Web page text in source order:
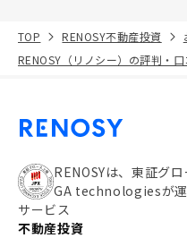
TOP RENOSY不動産投資
RENOSY（リノシー）の評判・口
RENOSYは、東証グ
GA technologiesが運
サービス
不動産投資